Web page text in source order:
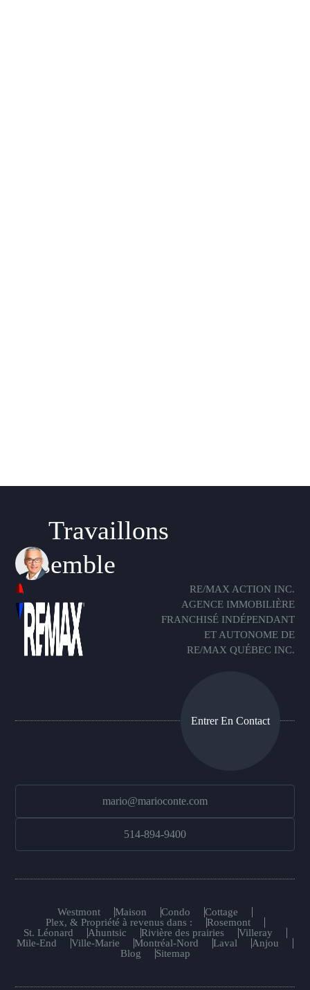
Travaillons
ensemble
RE/MAX ACTION INC.
AGENCE IMMOBILIÈRE
FRANCHISÉ INDÉPENDANT
ET AUTONOME DE
RE/MAX QUÉBEC INC.
Entrer En Contact
mario@marioconte.com
514-894-9400
Westmont Maison Condo
Cottage
Plex, & Propriété à revenus dans :
Rosemont
St. Léonard
Ahuntsic Rivière des prairies
Villeray
Mile-End
Ville-Marie Montréal-Nord Laval
Anjou
Blog
Sitemap